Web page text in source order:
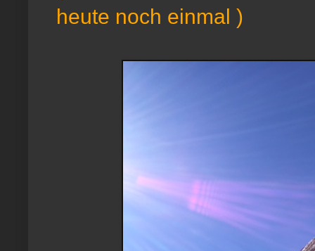
heute noch einmal )